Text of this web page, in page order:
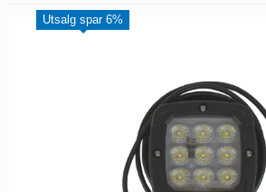
Utsalg spar 6%